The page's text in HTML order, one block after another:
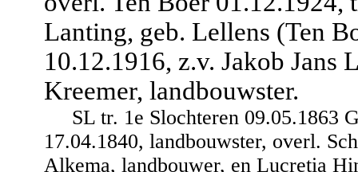
Lanting, geb. Lellens (Ten
10.12.1916, z.v. Jakob Jans
Kreemer, landbouwster.
SL tr. 1e Slochteren 09.05.1863
17.04.1840, landbouwster, overl.
Alkema, landbouwer, en Lucretia